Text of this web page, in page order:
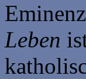
Leben